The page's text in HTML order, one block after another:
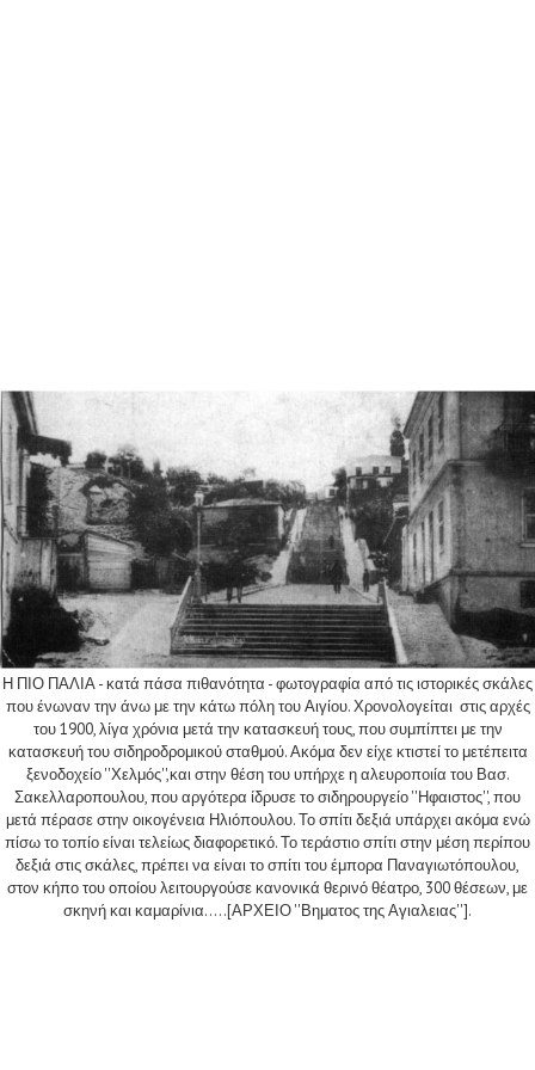
Η ΠΙΟ ΠΑΛΙΑ - κατά πάσα πιθανότητα - φωτογραφία από τις ιστορικές σκάλες
που ένωναν την άνω με την κάτω πόλη του Αιγίου. Χρονολογείται στις αρχές
του 1900, λίγα χρόνια μετά την κατασκευή τους, που συμπίπτει με την
κατασκευή του σιδηροδρομικού σταθμού. Ακόμα δεν είχε κτιστεί το μετέπειτα
ξενοδοχείο ''Χελμός'',και στην θέση του υπήρχε η αλευροποιία του Βασ.
Σακελλαροπουλου, που αργότερα ίδρυσε το σιδηρουργείο ''Ηφαιστος'', που
μετά πέρασε στην οικογένεια Ηλιόπουλου. Το σπίτι δεξιά υπάρχει ακόμα ενώ
πίσω το τοπίο είναι τελείως διαφορετικό. Το τεράστιο σπίτι στην μέση περίπου
δεξιά στις σκάλες, πρέπει να είναι το σπίτι του έμπορα Παναγιωτόπουλου,
στον κήπο του οποίου λειτουργούσε κανονικά θερινό θέατρο, 300 θέσεων, με
σκηνή και καμαρίνια.....[ΑΡΧΕΙΟ ''Βηματος της Αγιαλειας''].